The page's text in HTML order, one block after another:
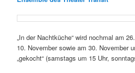
„In der Nachtküche“ wird nochmal am
10. November sowie am 30. November
„gekocht“ (samstags um 15 Uhr,